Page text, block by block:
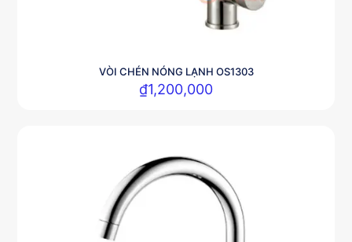
VÒI CHÉN NÓNG LẠNH OS1303
₫1,200,000